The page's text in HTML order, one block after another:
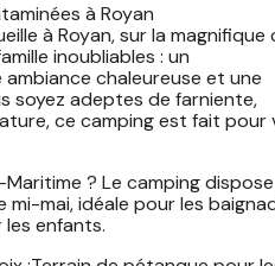
à Royan
à Royan, sur la magnifique
inoubliables : un
chaleureuse et une
soyez adeptes de farniente,
ce camping est fait pour
? Le camping dispose
mai, idéale pour les
enfants.